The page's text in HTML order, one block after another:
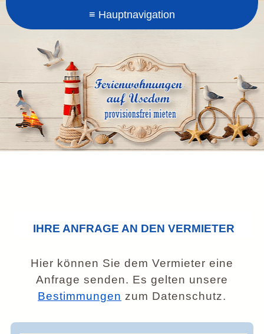
IHRE ANFRAGE AN DEN VERMIETER
Hier können Sie dem Vermieter eine
Anfrage senden. Es gelten unsere
Bestimmungen zum Datenschutz.